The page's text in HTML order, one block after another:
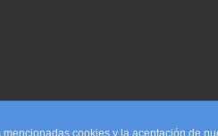
cookies y la aceptación de